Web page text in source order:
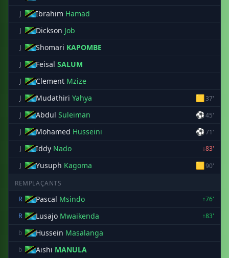
J Ibrahim Hamad
J Dickson Job
J Shomari KAPOMBE
J Feisal SALUM
J Clement Mzize
J Mudathiri Yahya 🟨37'
J
Abdul Suleiman ⚽45'
J
Mohamed Husseini ⚽71'
J
Iddy Nado
↓83'
J
Yusuph Kagoma 🟨90'
REMPLAÇANTS
R
Pascal Msindo
↑76'
R
Lusajo Mwaikenda
↑83'
b
Hussein Masalanga
b Aishi MANULA